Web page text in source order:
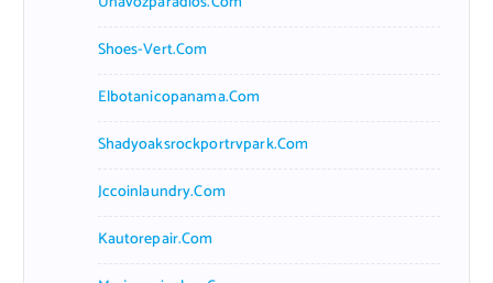
Shoes-Vert.com
Elbotanicopanama.com
Shadyoaksrockportrvpark.com
Jccoinlaundry.com
Kautorepair.com